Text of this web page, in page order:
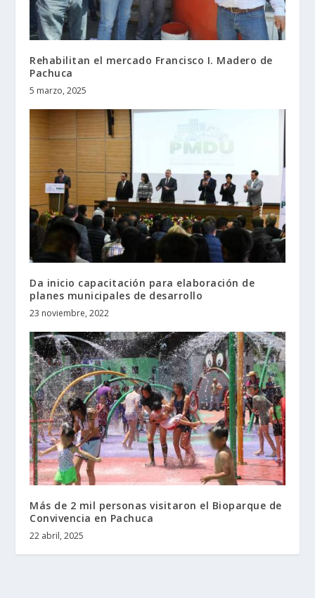
Rehabilitan el mercado Francisco I. Madero de
Pachuca
5 marzo, 2025
Da inicio capacitación para elaboración de
planes municipales de desarrollo
23 noviembre, 2022
Más de 2 mil personas visitaron el Bioparque de
Convivencia en Pachuca
22 abril, 2025